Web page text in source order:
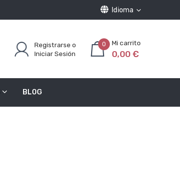
Idioma
Registrarse o
Iniciar Sesión
0
0,00 €
BLOG